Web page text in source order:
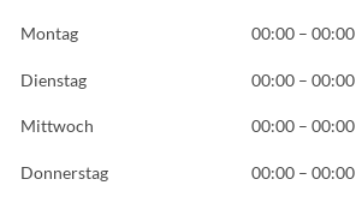
Montag 00:00 – 00:00
Dienstag 00:00 – 00:00
Mittwoch 00:00 – 00:00
Donnerstag 00:00 – 00:00